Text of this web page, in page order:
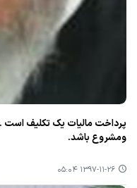
پرداخت مالیات یك تكلیف است .
ومشروع باشد.
۱۳۹۷-۱۱-۲۶ ۰۵:۰۴